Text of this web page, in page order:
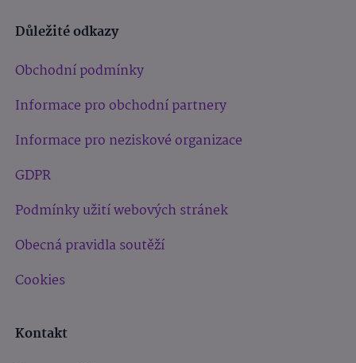
Důležité odkazy
Obchodní podmínky
Informace pro obchodní partnery
Informace pro neziskové organizace
GDPR
Podmínky užití webových stránek
Obecná pravidla soutěží
Cookies
Kontakt